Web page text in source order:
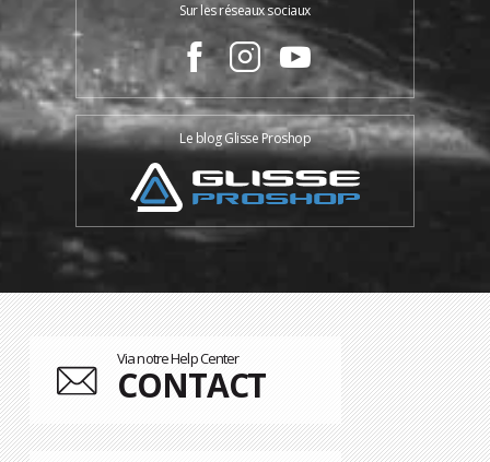
Sur les réseaux sociaux
Le blog Glisse Proshop
Via notre Help Center
CONTACT